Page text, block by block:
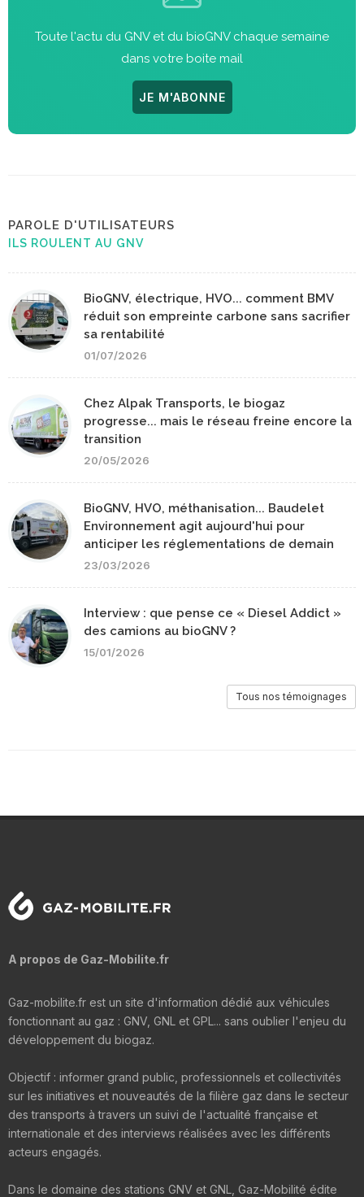
Toute l'actu du GNV et du bioGNV chaque semaine
dans votre boite mail
JE M'ABONNE
PAROLE D'UTILISATEURS
ILS ROULENT AU GNV
BioGNV, électrique, HVO... comment BMV
réduit son empreinte carbone sans sacrifier
sa rentabilité
01/07/2026
Chez Alpak Transports, le biogaz
progresse... mais le réseau freine encore la
transition
20/05/2026
BioGNV, HVO, méthanisation... Baudelet
Environnement agit aujourd'hui pour
anticiper les réglementations de demain
23/03/2026
Interview : que pense ce « Diesel Addict »
des camions au bioGNV ?
15/01/2026
Tous nos témoignages
A propos de Gaz-Mobilite.fr
Gaz-mobilite.fr est un site d'information dédié aux véhicules
fonctionnant au gaz : GNV, GNL et GPL... sans oublier l'enjeu du
développement du biogaz.
Objectif : informer grand public, professionnels et collectivités
sur les initiatives et nouveautés de la filière gaz dans le secteur
des transports à travers un suivi de l'actualité française et
internationale et des interviews réalisées avec les différents
acteurs engagés.
Dans le domaine des stations GNV et GNL, Gaz-Mobilité édite